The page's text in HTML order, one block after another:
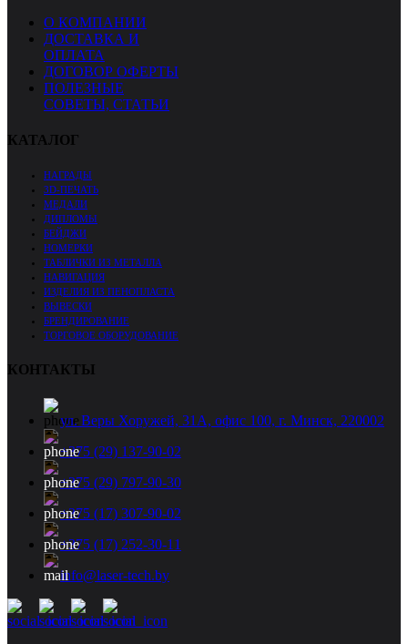
О КОМПАНИИ
ДОСТАВКА И
ОПЛАТА
ДОГОВОР ОФЕРТЫ
ПОЛЕЗНЫЕ
СОВЕТЫ, СТАТЬИ
КАТАЛОГ
НАГРАДЫ
3D-ПЕЧАТЬ
МЕДАЛИ
ДИПЛОМЫ
БЕЙДЖИ
НОМЕРКИ
ТАБЛИЧКИ ИЗ МЕТАЛЛА
НАВИГАЦИЯ
ИЗДЕЛИЯ ИЗ ПЕНОПЛАСТА
ВЫВЕСКИ
БРЕНДИРОВАНИЕ
ТОРГОВОЕ ОБОРУДОВАНИЕ
КОНТАКТЫ
ул. Веры Хоружей, 31А, офис 100, г. Минск, 220002
+375 (29) 137-90-02
+375 (29) 797-90-30
+375 (17) 307-90-02
+375 (17) 252-30-11
info@laser-tech.by